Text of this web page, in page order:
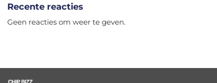
Recente reacties
Geen reacties om weer te geven.